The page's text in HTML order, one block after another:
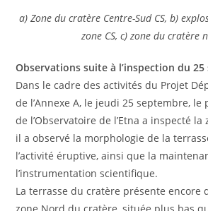
a) Zone du cratère Centre-Sud CS, b)
zone CS, c) zone du cratère
Observations suite à l’inspection du
Dans le cadre des activités du Projet
de l’Annexe A, le jeudi 25 septembre, le
de l’Observatoire de l’Etna a inspecté
il a observé la morphologie de la
l’activité éruptive, ainsi que la
l’instrumentation scientifique.
La terrasse du cratère présente encore